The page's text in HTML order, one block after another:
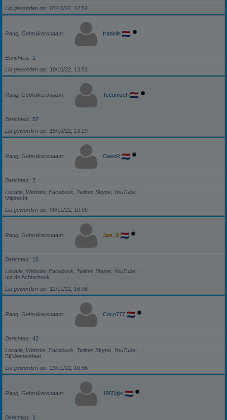
Lid geworden op
07/10/22, 12:52
Rang, Gebruikersnaam franklin
Berichten
1
Lid geworden op
10/10/22, 13:51
Rang, Gebruikersnaam Tecumseh
Berichten
57
Lid geworden op
15/10/22, 13:29
Rang, Gebruikersnaam CeesR
Berichten
2
Locatie, Website, Facebook, Twitter, Skype, YouTube
Mijdrecht
Lid geworden op
08/11/22, 10:09
Rang, Gebruikersnaam Jan_S
Berichten
15
Locatie, Website, Facebook, Twitter, Skype, YouTube
uut dn Achterhook
Lid geworden op
12/11/22, 16:08
Rang, Gebruikersnaam Coco777
Berichten
42
Locatie, Website, Facebook, Twitter, Skype, YouTube
Bij Veenendaal
Lid geworden op
23/11/22, 10:56
Rang, Gebruikersnaam 1955gijs
Berichten 1